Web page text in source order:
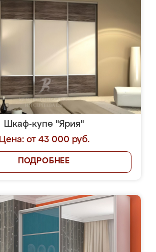
Шкаф-купе "Ярия"
Цена: от 43 000 руб.
ПОДРОБНЕЕ